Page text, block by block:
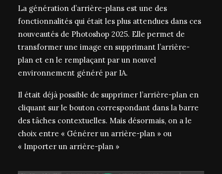
La génération d’arrière-plans est une des
fonctionnalités qui était les plus attendues dans ces
nouveautés de Photoshop 2025. Elle permet de
transformer une image en supprimant l’arrière-
plan et en le remplaçant par un nouvel
environnement généré par IA.
Il était déjà possible de supprimer l’arrière-plan en
cliquant sur le bouton correspondant dans la barre
des tâches contextuelles. Mais désormais, on a le
choix entre « Générer un arrière-plan » ou
« Importer un arrière-plan »